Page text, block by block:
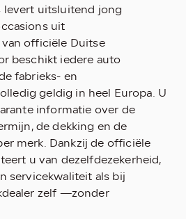
uitsluitend jong
uit
officiële Duitse
beschikt iedere auto
fabrieks- en
geldig in heel Europa. U
informatie over de
de dekking en de
merk. Dankzij de officiële
u van dezelfdezekerheid,
servicekwaliteit als bij
zelf —zonder